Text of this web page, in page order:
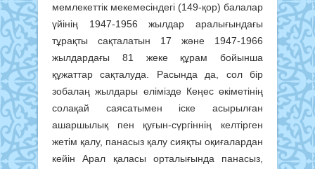
мемлекеттік мекемесіндегі (149-қор) балалар
үйінің 1947-1956 жылдар аралығындағы
тұрақты сақталатын 17 және 1947-1966
жылдардағы 81 жеке құрам бойынша
құжаттар сақталуда. Расында да, сол бір
зобалаң жылдары елімізде Кеңес өкіметінің
солақай саясатымен іске асырылған
ашаршылық пен қуғын-сүргіннің келтірген
жетім қалу, панасыз қалу сияқты оқиғалардан
кейін Арал қаласы орталығында панасыз,